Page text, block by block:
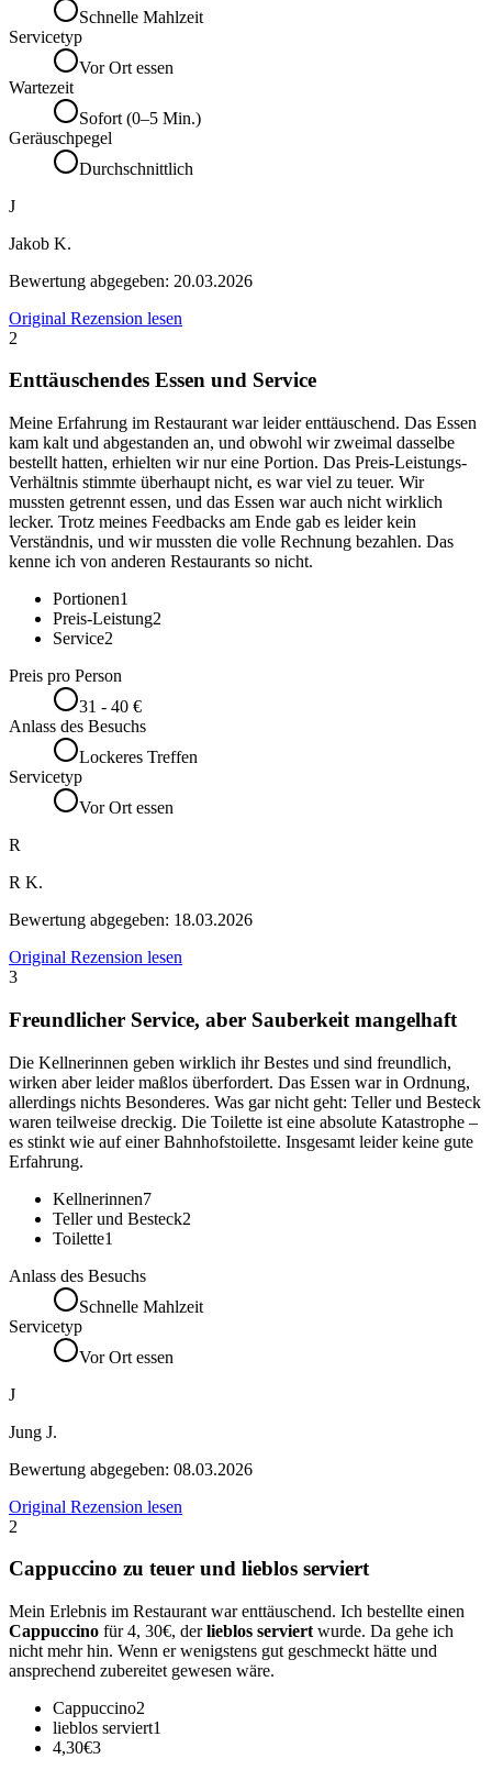
Schnelle Mahlzeit
Servicetyp
Vor Ort essen
Wartezeit
Sofort (0–5 Min.)
Geräuschpegel
Durchschnittlich
J
Jakob K.
Bewertung abgegeben: 20.03.2026
Original Rezension lesen
2
Enttäuschendes Essen und Service
Meine Erfahrung im Restaurant war leider enttäuschend. Das Essen
kam kalt und abgestanden an, und obwohl wir zweimal dasselbe
bestellt hatten, erhielten wir nur eine Portion. Das Preis-Leistungs-
Verhältnis stimmte überhaupt nicht, es war viel zu teuer. Wir
mussten getrennt essen, und das Essen war auch nicht wirklich
lecker. Trotz meines Feedbacks am Ende gab es leider kein
Verständnis, und wir mussten die volle Rechnung bezahlen. Das
kenne ich von anderen Restaurants so nicht.
Portionen1
Preis-Leistung2
Service2
Preis pro Person
31 - 40 €
Anlass des Besuchs
Lockeres Treffen
Servicetyp
Vor Ort essen
R
R K.
Bewertung abgegeben: 18.03.2026
Original Rezension lesen
3
Freundlicher Service, aber Sauberkeit mangelhaft
Die Kellnerinnen geben wirklich ihr Bestes und sind freundlich,
wirken aber leider maßlos überfordert. Das Essen war in Ordnung,
allerdings nichts Besonderes. Was gar nicht geht: Teller und Besteck
waren teilweise dreckig. Die Toilette ist eine absolute Katastrophe –
es stinkt wie auf einer Bahnhofstoilette. Insgesamt leider keine gute
Erfahrung.
Kellnerinnen7
Teller und Besteck2
Toilette1
Anlass des Besuchs
Schnelle Mahlzeit
Servicetyp
Vor Ort essen
J
Jung J.
Bewertung abgegeben: 08.03.2026
Original Rezension lesen
2
Cappuccino zu teuer und lieblos serviert
Mein Erlebnis im Restaurant war enttäuschend. Ich bestellte einen
Cappuccino für 4, 30€, derlieblos serviert wurde. Da gehe ich
nicht mehr hin. Wenn er wenigstens gut geschmeckt hätte und
ansprechend zubereitet gewesen wäre.
Cappuccino2
lieblos serviert1
4,30€3